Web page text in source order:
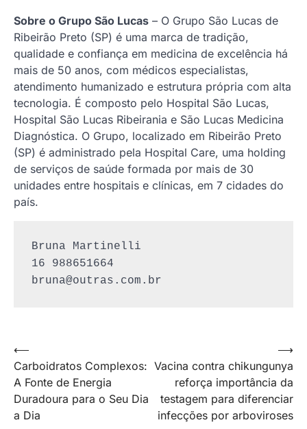
Sobre o Grupo São Lucas – O Grupo São Lucas de
Ribeirão Preto (SP) é uma marca de tradição,
qualidade e confiança em medicina de excelência há
mais de 50 anos, com médicos especialistas,
atendimento humanizado e estrutura própria com alta
tecnologia. É composto pelo Hospital São Lucas,
Hospital São Lucas Ribeirania e São Lucas Medicina
Diagnóstica. O Grupo, localizado em Ribeirão Preto
(SP) é administrado pela Hospital Care, uma holding
de serviços de saúde formada por mais de 30
unidades entre hospitais e clínicas, em 7 cidades do
país.
Bruna Martinelli
bruna@outras.com.br
Navegação
de
Post
⟵
Carboidratos Complexos:
A Fonte de Energia
Duradoura para o Seu Dia
a Dia
Vacina contra chikungunya
reforça importância da
testagem para diferenciar
infecções por arboviroses
⟶